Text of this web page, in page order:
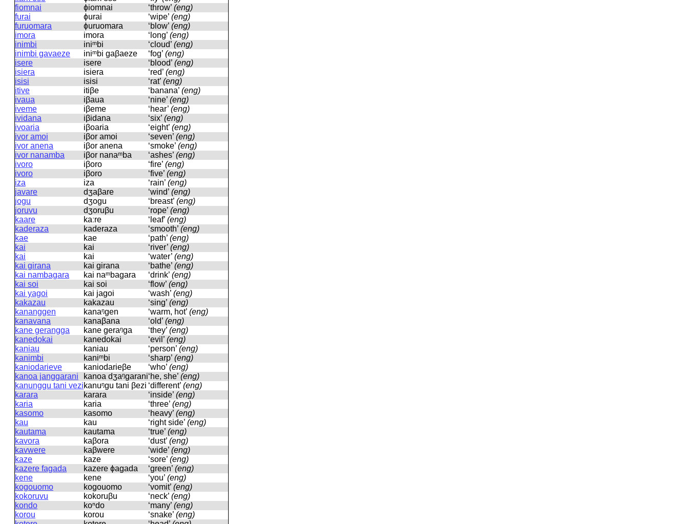
fiomnai
ɸiomnai ‘throw’ (eng)
furai
ɸurai ‘wipe’ (eng)
furuomara
ɸuruomara ‘blow’ (eng)
imora
imora ‘long’ (eng)
inimbi
iniᵐbi ‘cloud’ (eng)
inimbi gavaeze
iniᵐbi ɡaβaeze ‘fog’ (eng)
isere
isere ‘blood’ (eng)
isiera
isiera ‘red’ (eng)
isisi
isisi ‘rat’ (eng)
itive
itiβe ‘banana’ (eng)
ivaua
iβaua ‘nine’ (eng)
iveme
iβeme ‘hear’ (eng)
ividana
iβidana ‘six’ (eng)
ivoaria
iβoaria ‘eight’ (eng)
ivor amoi
iβor amoi ‘seven’ (eng)
ivor anena
iβor anena ‘smoke’ (eng)
ivor nanamba
iβor nanaᵐba ‘ashes’ (eng)
ivoro
iβoro ‘fire’ (eng)
ivoro
iβoro ‘five’ (eng)
iza
iza ‘rain’ (eng)
javare
dʒaβare ‘wind’ (eng)
jogu
dʒoɡu ‘breast’ (eng)
joruvu
dʒoruβu ‘rope’ (eng)
kaare
kaːre ‘leaf’ (eng)
kaderaza
kaderaza ‘smooth’ (eng)
kae
kae ‘path’ (eng)
kai
kai ‘river’ (eng)
kai
kai ‘water’ (eng)
kai girana
kai ɡirana ‘bathe’ (eng)
kai nambagara
kai naᵐbaɡara ‘drink’ (eng)
kai soi
kai soi ‘flow’ (eng)
kai yagoi
kai jaɡoi ‘wash’ (eng)
kakazau
kakazau ‘sing’ (eng)
kananggen
kanaᵑɡen ‘warm, hot’ (eng)
kanavana
kanaβana ‘old’ (eng)
kane gerangga
kane ɡeraᵑɡa ‘they’ (eng)
kanedokai
kanedokai ‘evil’ (eng)
kaniau
kaniau ‘person’ (eng)
kanimbi
kaniᵐbi ‘sharp’ (eng)
kaniodarieve
kaniodarieβe ‘who’ (eng)
kanoa janggarani
kanoa dʒaᵑɡarani‘he, she’ (eng)
kanunggu tani vezikanuᵑɡu tani βezi ‘different’ (eng)
karara
karara ‘inside’ (eng)
karia
karia ‘three’ (eng)
kasomo
kasomo ‘heavy’ (eng)
kau
kau ‘right side’ (eng)
kautama
kautama ‘true’ (eng)
kavora
kaβora ‘dust’ (eng)
kavwere
kaβwere ‘wide’ (eng)
kaze
kaze ‘sore’ (eng)
kazere fagada
kazere ɸaɡada ‘green’ (eng)
kene
kene ‘you’ (eng)
kogouomo
koɡouomo ‘vomit’ (eng)
kokoruvu
kokoruβu ‘neck’ (eng)
kondo
koⁿdo ‘many’ (eng)
korou
korou ‘snake’ (eng)